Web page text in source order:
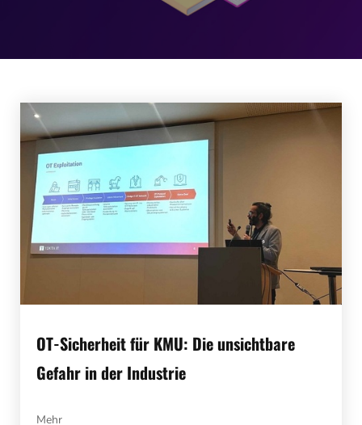
OT-Sicherheit für KMU: Die unsichtbare
Gefahr in der Industrie
Mehr